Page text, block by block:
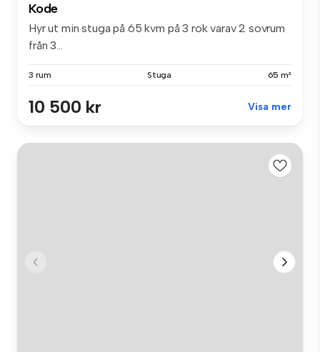
Kode
Hyr ut min stuga på 65 kvm på 3 rok varav 2 sovrum
från 3...
3 rum Stuga 65 m²
10 500 kr Visa mer